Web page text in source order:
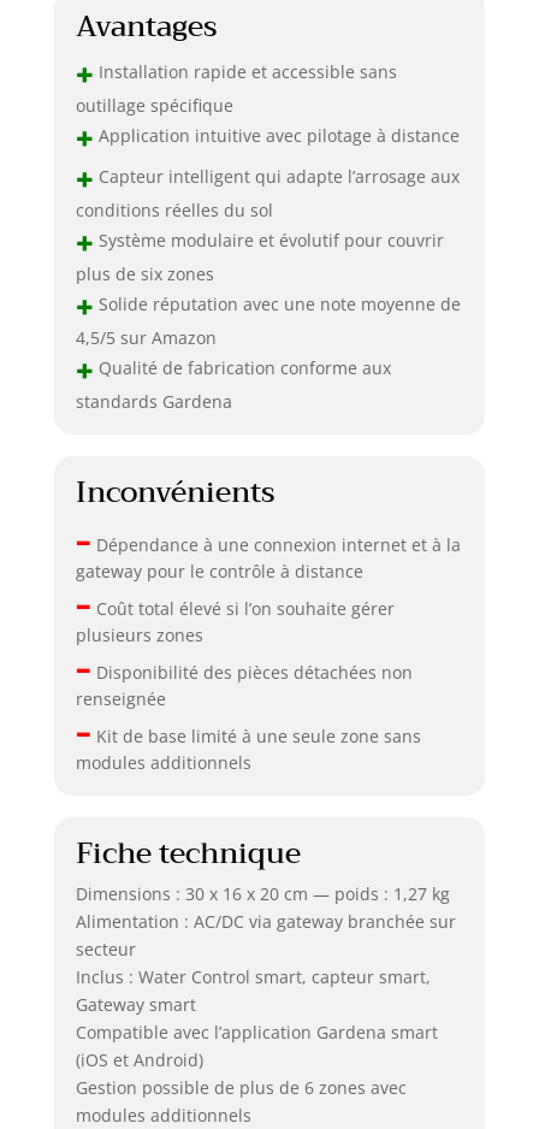
Avantages
+ Installation rapide et accessible sans
outillage spécifique
+ Application intuitive avec pilotage à distance
+ Capteur intelligent qui adapte l’arrosage aux
conditions réelles du sol
+ Système modulaire et évolutif pour couvrir
plus de six zones
+ Solide réputation avec une note moyenne de
4,5/5 sur Amazon
+ Qualité de fabrication conforme aux
standards Gardena
Inconvénients
– Dépendance à une connexion internet et à la
gateway pour le contrôle à distance
– Coût total élevé si l’on souhaite gérer
plusieurs zones
– Disponibilité des pièces détachées non
renseignée
– Kit de base limité à une seule zone sans
modules additionnels
Fiche technique
Dimensions : 30 x 16 x 20 cm — poids : 1,27 kg
Alimentation : AC/DC via gateway branchée sur
secteur
Inclus : Water Control smart, capteur smart,
Gateway smart
Compatible avec l’application Gardena smart
(iOS et Android)
Gestion possible de plus de 6 zones avec
modules additionnels